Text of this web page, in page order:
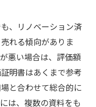
、リノベーション済
れる傾向がありま
悪い場合は、評価額
明書はあくまで参考
と合わせて総合的に
は、複数の資料をも